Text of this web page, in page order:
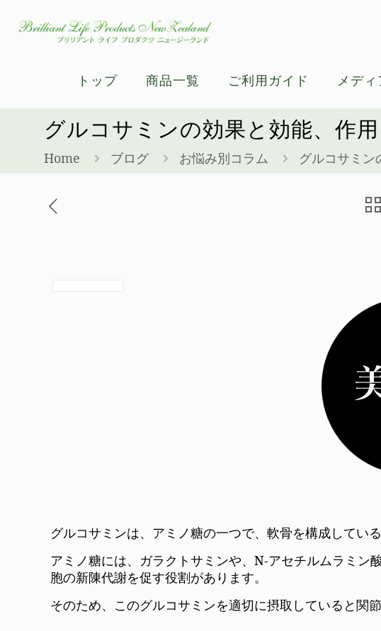
トップ 商品一覧 ご利用ガイド メディ
グルコサミンの効果と効能、作
Home ブログ お悩み別コラム グルコサミン
グルコサミンは、アミノ糖の一つで、軟骨を構成している
アミノ糖には、ガラクトサミンや、N-アセチルムラミン
胞の新陳代謝を促す役割があります。
そのため、このグルコサミンを適切に摂取していると関